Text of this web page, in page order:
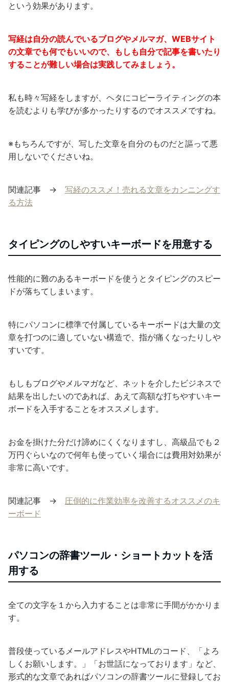
という効果があります。
写経は自分の読んでいるブログやメルマガ、WEBサイト
の文章でも何でもいいので、もしも自分で記事を書いたり
することが難しい場合は実践してみましょう。
私も時々写経をしますが、ヘタにコピーライティングの本
を読むよりも学びが多かったりするのでオススメですね。
※もちろんですが、写した文章を自分のものだと謳って悪
用しないでくださいね。
関連記事 → 写経のススメ！売れる文章をカンニングす
る方法
タイピングのしやすいキーボードを用意する
性能的に難のあるキーボードを使うとタイピングのスピー
ドが落ちてしまいます。
特にパソコンに標準で付属しているキーボードは大量の文
章を打つのに適していない構造で、指が痛くなったりしや
すいです。
もしもブログやメルマガなど、ネットを介したビジネスで
結果を出したいのであれば、あえて高額な打ちやすいキー
ボードを入手することをオススメします。
お金を掛けた分だけ諦めにくくなりますし、高級品でも２
万円ぐらいなので何年も使っていく場合には費用対効果が
非常に高いです。
関連記事 → 圧倒的に作業効率を改善するオススメのキ
ーボード
パソコンの辞書ツール・ショートカットを活
用する
全ての文字を１から入力することは非常に手間がかかりま
す。
普段使っているメールアドレスやHTMLのコード、「よろ
しくお願いします。」「お世話になっております」など、
形式的な文章であればパソコンの辞書ツールに登録してお